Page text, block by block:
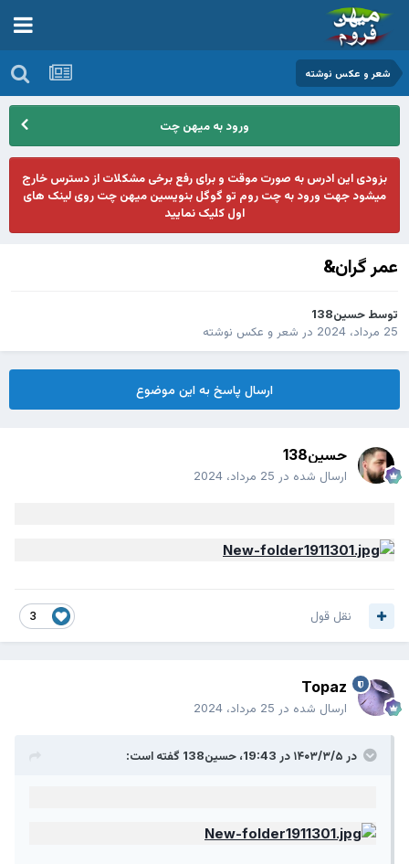
شعر و عکس نوشته
ورود به میهن چت
بزودی این ادرس به صورت موقت و برای رفع برخی مشکلات از دسترس خارج
میشود جهت ورود به چت روم تو گوگل بنویسین میهن چت روی لینک های
اول کلیک نمایید
عمر گران&
توسط حسین138
25 مرداد، 2024
در شعر و عکس نوشته
ارسال پاسخ به این موضوع
حسین138
ارسال شده در 25 مرداد، 2024
3 نقل قول
Topaz
ارسال شده در 25 مرداد، 2024
در ۱۴۰۳/۳/۵ در 19:43، حسین138 گفته است: